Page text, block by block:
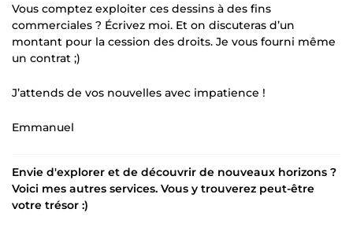
Vous comptez exploiter ces dessins à des fins
commerciales ? Écrivez moi. Et on discuteras d’un
montant pour la cession des droits. Je vous fourni même
un contrat ;)
J’attends de vos nouvelles avec impatience !
Emmanuel
Envie d'explorer et de découvrir de nouveaux horizons ?
Voici mes autres services. Vous y trouverez peut-être
votre trésor :)